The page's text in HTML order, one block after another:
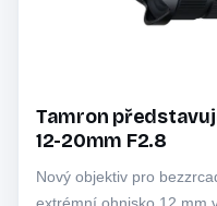
Tamron
12-20mm F2.8
Nový objektiv pro